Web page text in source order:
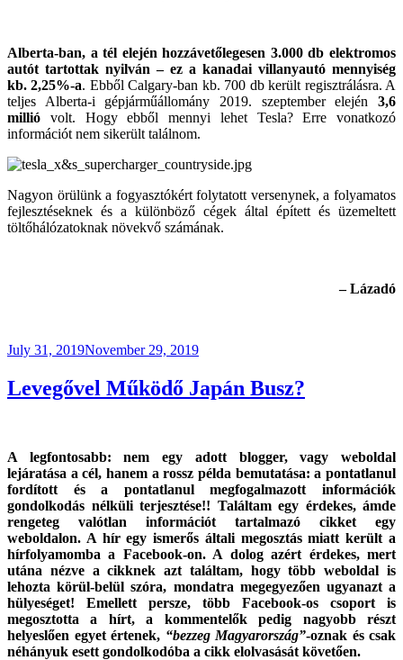
Alberta-ban, a tél elején hozzávetőlegesen 3.000 db elektromos
autót tartottak nyilván – ez a kanadai villanyautó mennyiség
kb. 2,25%-a. Ebből Calgary-ban kb. 700 db került regisztrálásra. A
teljes Alberta-i gépjárműállomány 2019. szeptember elején 3,6
millió volt. Hogy ebből mennyi lehet Tesla? Erre vonatkozó
információt nem sikerült találnom.
Nagyon örülünk a fogyasztókért folytatott versenynek, a folyamatos
fejlesztéseknek és a különböző cégek által épített és üzemeltett
töltőhálózatoknak növekvő számának.
– Lázadó
Posted
July 31, 2019November 29, 2019
Levegővel Működő Japán Busz?
A legfontosabb: nem egy adott blogger, vagy weboldal
lejáratása a cél, hanem a rossz példa bemutatása: a pontatlanul
fordított és a pontatlanul megfogalmazott információk
gondolkodás nélküli terjesztése!! Találtamegy érdekes, ámde
rengeteg valótlan információt tartalmazó cikket egy
weboldalon. A hír egy ismerős általi megosztás miatt került a
hírfolyamomba a Facebook-on. A dolog azért érdekes, mert
utána nézve a cikknek azt találtam, hogy több weboldal is
lehozta körül-belül szóra, mondatra megegyezően ugyanazt a
hülyeséget! Emellett persze, több Facebook-os csoport is
megosztotta a hírt, a kommentelők pedig nagyobb részt
helyeslően egyet értenek, “bezzeg Magyarország”-oznak és csak
néhányuk esett gondolkodóba a cikk elolvasását követően.